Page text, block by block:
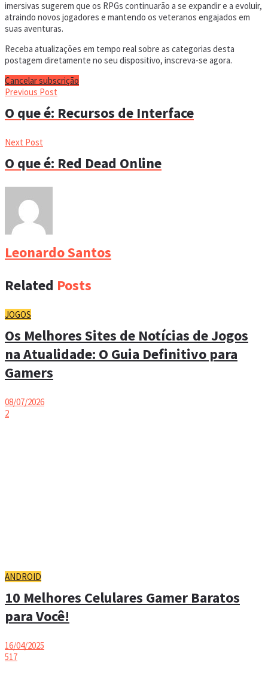
imersivas sugerem que os RPGs continuarão a se expandir e a evoluir,
atraindo novos jogadores e mantendo os veteranos engajados em
suas aventuras.
Receba atualizações em tempo real sobre as categorias desta
postagem diretamente no seu dispositivo, inscreva-se agora.
Cancelar subscrição
Previous Post
O que é: Recursos de Interface
Next Post
O que é: Red Dead Online
Leonardo Santos
Related Posts
JOGOS
Os Melhores Sites de Notícias de Jogos
na Atualidade: O Guia Definitivo para
Gamers
08/07/2026
2
ANDROID
10 Melhores Celulares Gamer Baratos
para Você!
16/04/2025
517